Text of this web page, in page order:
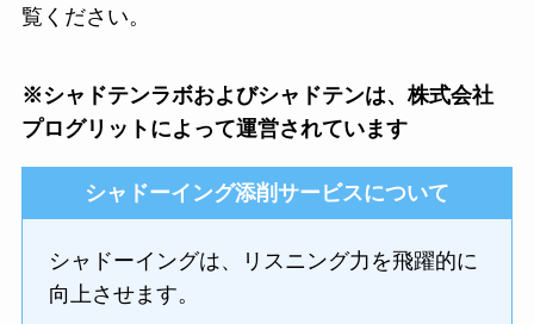
覧ください。
※シャドテンラボおよびシャドテンは、株式会社
プログリットによって運営されています
シャドーイング添削サービスについて
シャドーイングは、リスニング力を飛躍的に
向上させます。